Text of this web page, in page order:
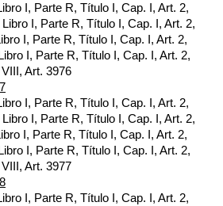
I, Parte R, Título I, Cap. I, Art. 2,
I, Parte R, Título I, Cap. I, Art. 2,
I, Parte R, Título I, Cap. I, Art. 2,
I, Parte R, Título I, Cap. I, Art. 2,
Art. 3976
I, Parte R, Título I, Cap. I, Art. 2,
I, Parte R, Título I, Cap. I, Art. 2,
I, Parte R, Título I, Cap. I, Art. 2,
I, Parte R, Título I, Cap. I, Art. 2,
Art. 3977
I, Parte R, Título I, Cap. I, Art. 2,